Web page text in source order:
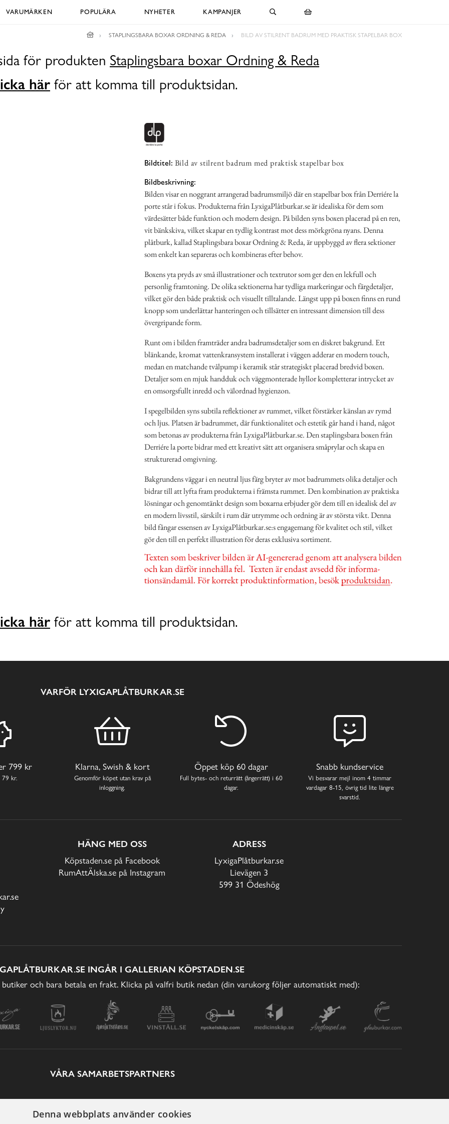
VARUMÄRKEN POPULÄRA NYHETER KAMPANJER
STAPLINGSBARA BOXAR ORDNING & REDA BILD AV STILRENT BADRUM MED PRAKTISK STAPELBAR BOX
för produkten Staplingsbara boxar Ordning & Reda
här för att komma till produktsidan.
Bildtitel: Bild av stilrent badrum med praktisk stapelbar box
Bildbeskrivning:
Bilden visar en noggrant arrangerad badrumsmiljö där en stapelbar box från Derriére la
porte står i fokus. Produkterna från LyxigaPlåtburkar.se är idealiska för dem som
värdesätter både funktion och modern design. På bilden syns boxen placerad på en ren,
vit bänkskiva, vilket skapar en tydlig kontrast mot dess mörkgröna nyans. Denna
plåtburk, kallad Staplingsbara boxar Ordning & Reda, är uppbyggd av flera sektioner
som enkelt kan separeras och kombineras efter behov.
Boxens yta pryds av små illustrationer och textrutor som ger den en lekfull och
personlig framtoning. De olika sektionerna har tydliga markeringar och färgdetaljer,
vilket gör den både praktisk och visuellt tilltalande. Längst upp på boxen finns en rund
knopp som underlättar hanteringen och tillsätter en intressant dimension till dess
övergripande form.
Runt om i bilden framträder andra badrumsdetaljer som en diskret bakgrund. Ett
blänkande, kromat vattenkransystem installerat i väggen adderar en modern touch,
medan en matchande tvålpump i keramik står strategiskt placerad bredvid boxen.
Detaljer som en mjuk handduk och väggmonterade hyllor kompletterar intrycket av
en omsorgsfullt inredd och välordnad hygienzon.
I spegelbilden syns subtila reflektioner av rummet, vilket förstärker känslan av rymd
och ljus. Platsen är badrummet, där funktionalitet och estetik går hand i hand, något
som betonas av produkterna från LyxigaPlåtburkar.se. Den staplingsbara boxen från
Derriére la porte bidrar med ett kreativt sätt att organisera småprylar och skapa en
strukturerad omgivning.
Bakgrundens väggar i en neutral ljus färg bryter av mot badrummets olika detaljer och
bidrar till att lyfta fram produkterna i främsta rummet. Den kombination av praktiska
lösningar och genomtänkt design som boxarna erbjuder gör dem till en idealisk del av
en modern livsstil, särskilt i rum där utrymme och ordning är av största vikt. Denna
bild fångar essensen av LyxigaPlåtburkar.se:s engagemang för kvalitet och stil, vilket
gör den till en perfekt illustration för deras exklusiva sortiment.
här för att komma till produktsidan.
VARFÖR LYXIGAPLÅTBURKAR.SE
799 kr
79 kr.
Klarna, Swish & kort
Genomför köpet utan krav på
inloggning.
Öppet köp 60 dagar
Full bytes- och returrätt (ångerrätt) i 60
dagar.
Snabb kundservice
Vi besvarar mejl inom 4 timmar
vardagar 8-15, övrig tid lite längre
svarstid.
HÄNG MED OSS
Köpstaden.se på Facebook
RumAttÄlska.se på Instagram
ADRESS
LyxigaPlåtburkar.se
Lievägen 3
599 31 Ödeshög
INGÅR I GALLERIAN KÖPSTADEN.SE
och bara betala en frakt. Klicka på valfri butik nedan (din varukorg följer automatiskt med):
VÅRA SAMARBETSPARTNERS
Denna webbplats använder cookies